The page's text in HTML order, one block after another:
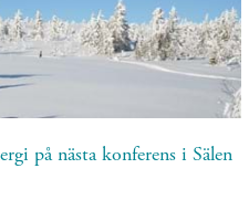
på nästa konferens i Sälen